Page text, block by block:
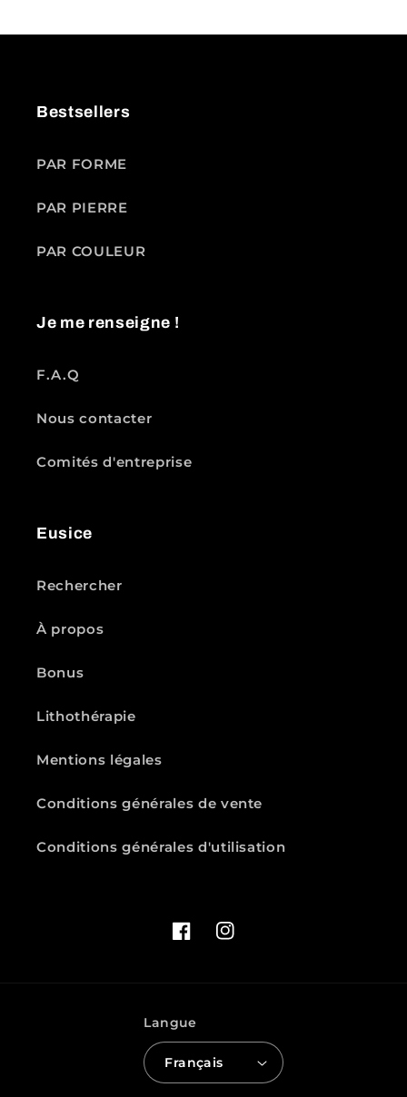
Bestsellers
PAR FORME
PAR PIERRE
PAR COULEUR
Je me renseigne !
F.A.Q
Nous contacter
Comités d'entreprise
Eusice
Rechercher
À propos
Bonus
Lithothérapie
Mentions légales
Conditions générales de vente
Conditions générales d'utilisation
FacebookInstagram
Langue
Français